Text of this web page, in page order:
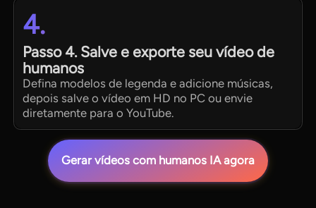
4.
Passo 4. Salve e exporte seu vídeo de
humanos
Defina modelos de legenda e adicione músicas,
depois salve o vídeo em HD no PC ou envie
diretamente para o YouTube.
Gerar vídeos com humanos IA agora